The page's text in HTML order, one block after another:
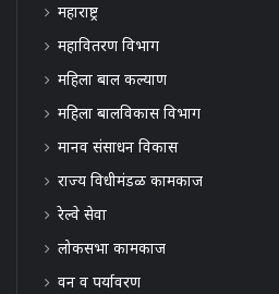
महाराष्ट्र
महावितरण विभाग
महिला बाल कल्याण
महिला बालविकास विभाग
मानव संसाधन विकास
राज्य विधीमंडळ कामकाज
रेल्वे सेवा
लोकसभा कामकाज
वन व पर्यावरण